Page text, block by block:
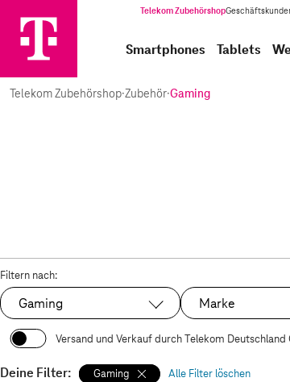
Telekom Zubehörshop(Wird in einem
Smartphones Tablets
Telekom Zubehörshop·Zubehör·Gaming
Filtern nach:
Ausgewählt:
Gaming Marke
Versand und Verkauf durch Telekom Deutschland
Deine Filter: Gaming Alle Filter löschen